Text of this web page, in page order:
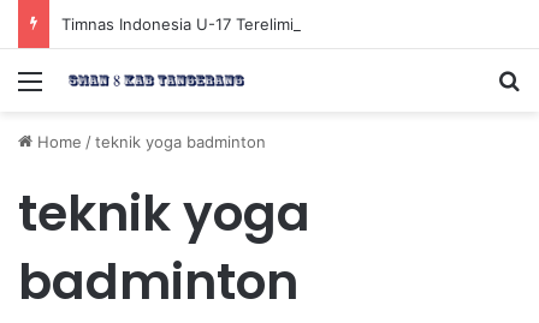
Menu
Home /teknik yoga badminton
teknik yoga
badminton